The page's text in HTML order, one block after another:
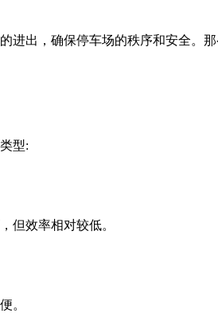
进出，确保停车场的秩序和安全。
型:
效率相对较低。
。